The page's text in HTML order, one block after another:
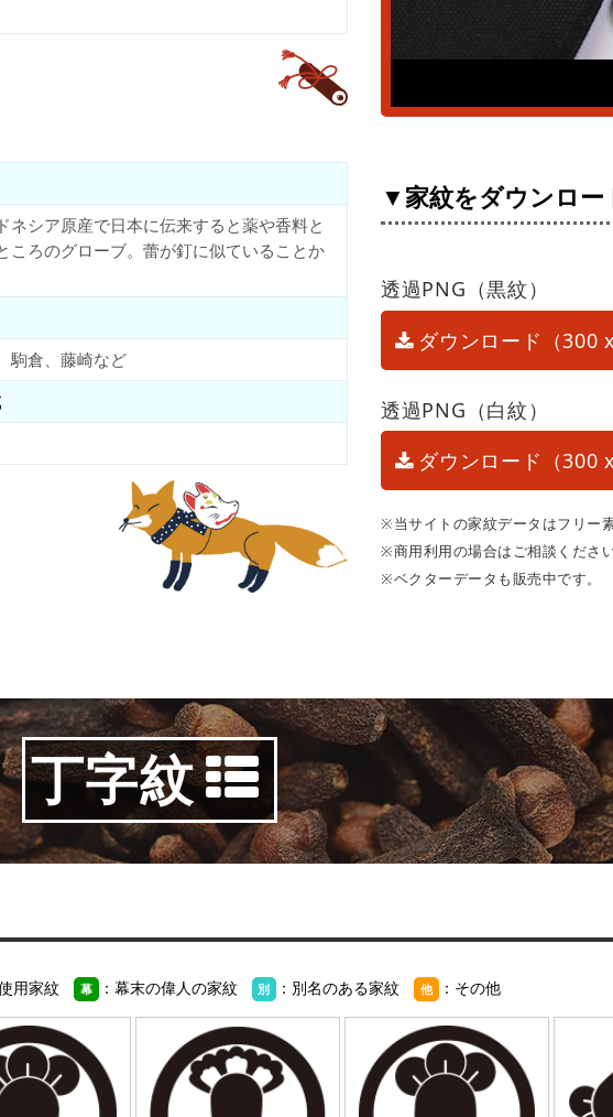
シア原産で日本に伝来すると薬や香料と
ころのグローブ。蕾が釘に似ていることか
駒倉、藤崎など
▼家紋をダウンロー
透過PNG（黒紋）
ダウンロード（300
透過PNG（白紋）
ダウンロード（300
※当サイトの家紋データはフリー
※商用利用の場合はご相談ください
※ベクターデータも販売中です。
丁字紋
用家紋 幕 ：幕末の偉人の家紋 別 ：別名のある家紋 他 ：その他